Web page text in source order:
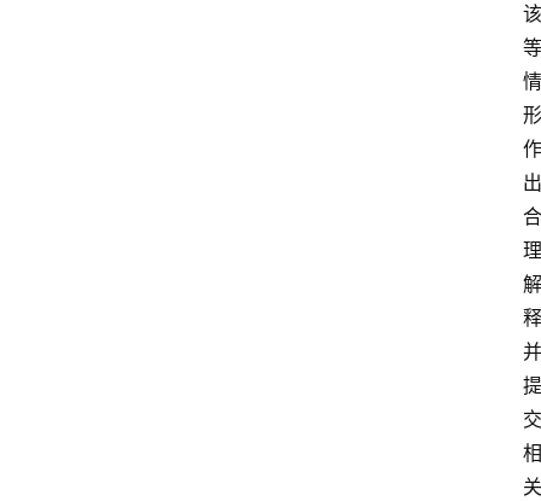
该
等
情
形
作
出
合
理
解
释
并
提
交
相
关